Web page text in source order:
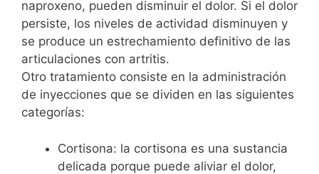
naproxeno, pueden disminuir el dolor. Si el dolor
persiste, los niveles de actividad disminuyen y
se produce un estrechamiento definitivo de las
articulaciones con artritis.
Otro tratamiento consiste en la administración
de inyecciones que se dividen en las siguientes
categorías:
Cortisona: la cortisona es una sustancia
delicada porque puede aliviar el dolor,